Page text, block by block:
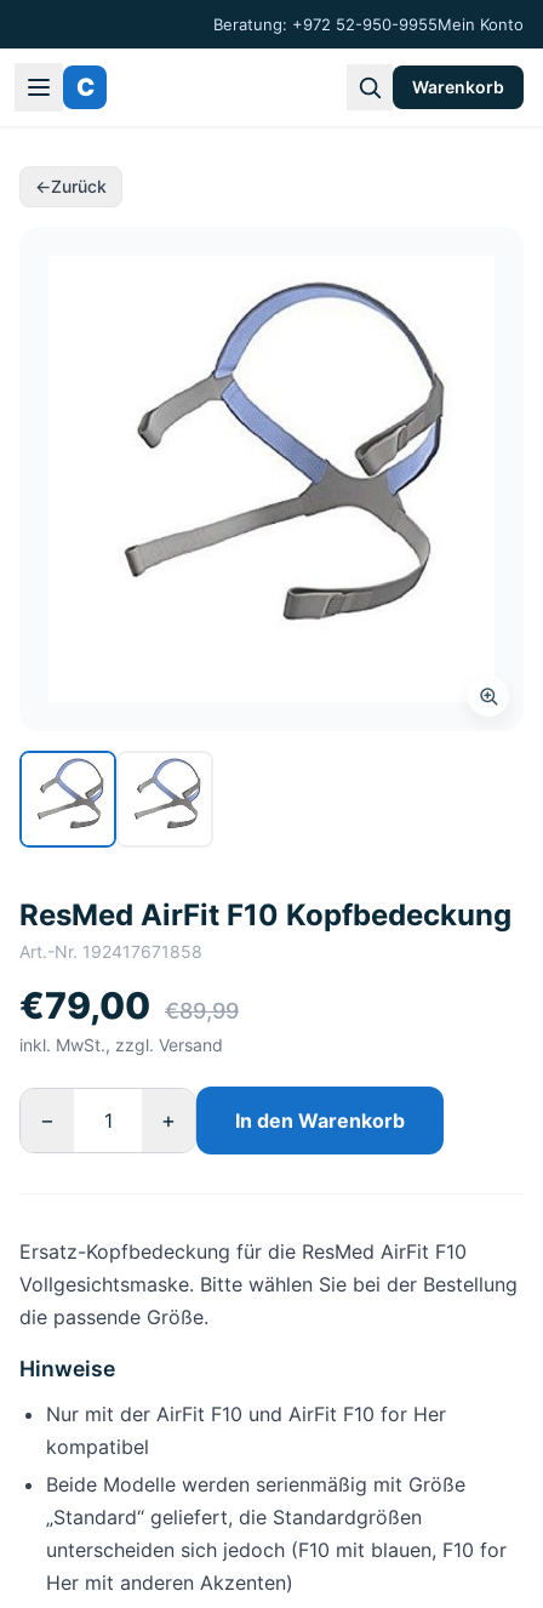
Beratung: +972 52-950-9955Mein Konto
C Warenkorb
←Zurück
ResMed AirFit F10 Kopfbedeckung
Art.-Nr. 192417671858
€79,00 €89,99
inkl. MwSt., zzgl. Versand
− + In den Warenkorb
Ersatz-Kopfbedeckung für die ResMed AirFit F10
Vollgesichtsmaske. Bitte wählen Sie bei der Bestellung
die passende Größe.
Hinweise
Nur mit der AirFit F10 und AirFit F10 for Her
kompatibel
Beide Modelle werden serienmäßig mit Größe
„Standard“ geliefert, die Standardgrößen
unterscheiden sich jedoch (F10 mit blauen, F10 for
Her mit anderen Akzenten)